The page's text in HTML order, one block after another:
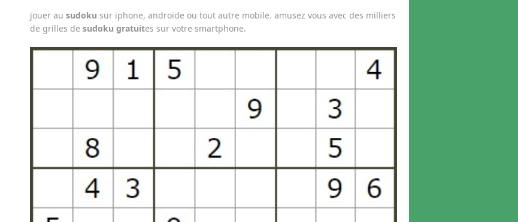
jouer au sudoku sur iphone, androide ou tout autre mobile. amusez vous avec des milliers
de grilles de sudoku gratuites sur votre smartphone.